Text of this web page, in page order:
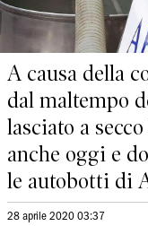
A causa della
dal maltempo
lasciato a
anche oggi e
le autobotti di
28 aprile 2020 03:37